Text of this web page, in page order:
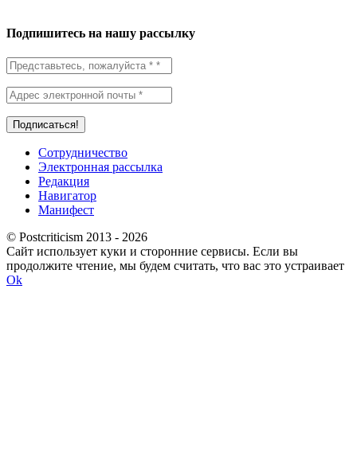
Подпишитесь на нашу рассылку
Сотрудничество
Электронная рассылка
Редакция
Навигатор
Манифест
© Postcriticism 2013 - 2026
Сайт использует куки и сторонние сервисы. Если вы
продолжите чтение, мы будем считать, что вас это устраивает
Ok